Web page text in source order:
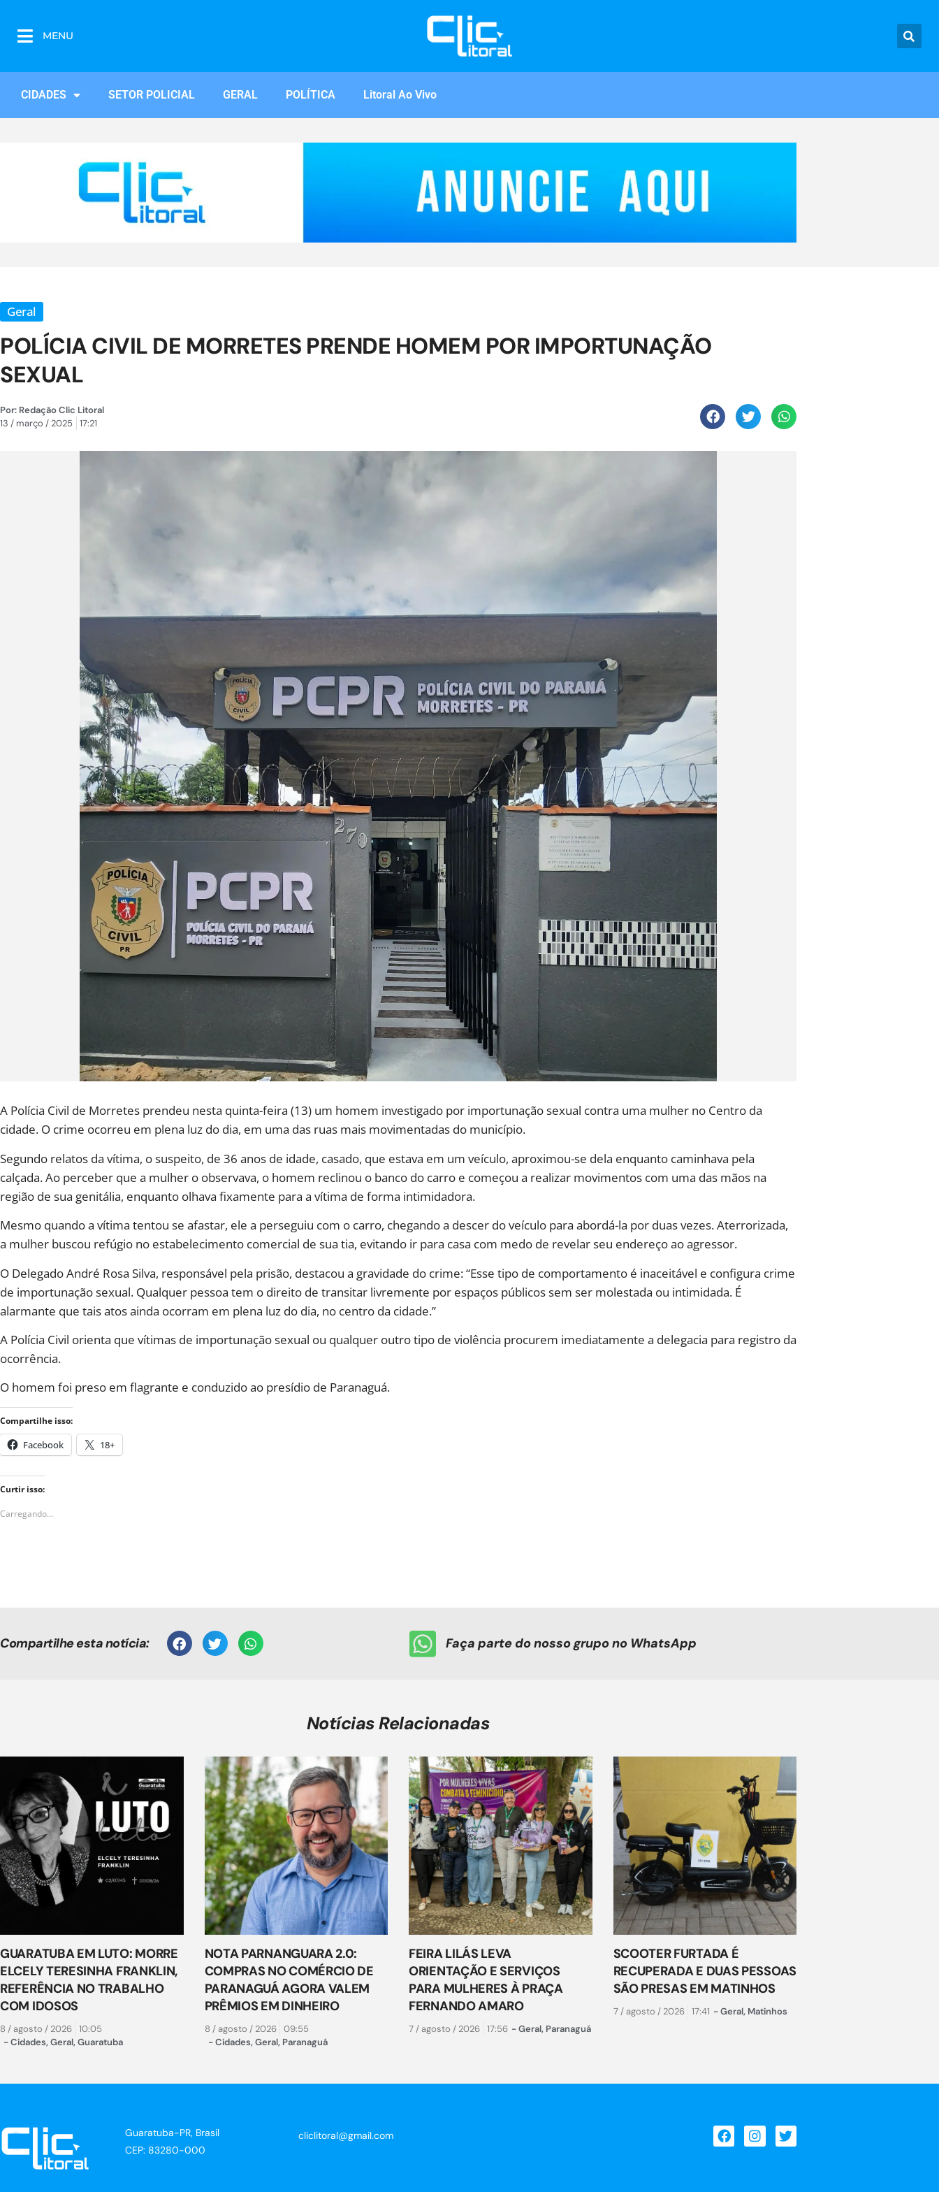
MENU
CIDADES SETOR POLICIAL GERAL POLÍTICA Litoral Ao Vivo
Geral
POLÍCIA CIVIL DE MORRETES PRENDE HOMEM POR IMPORTUNAÇÃO
SEXUAL
Por: Redação Clic Litoral
13 / março / 2025
17:21
A Polícia Civil de Morretes prendeu nesta quinta-feira (13) um homem investigado por importunação sexual contra uma mulher no Centro da
cidade. O crime ocorreu em plena luz do dia, em uma das ruas mais movimentadas do município.
Segundo relatos da vítima, o suspeito, de 36 anos de idade, casado, que estava em um veículo, aproximou-se dela enquanto caminhava pela
calçada. Ao perceber que a mulher o observava, o homem reclinou o banco do carro e começou a realizar movimentos com uma das mãos na
região de sua genitália, enquanto olhava fixamente para a vítima de forma intimidadora.
Mesmo quando a vítima tentou se afastar, ele a perseguiu com o carro, chegando a descer do veículo para abordá-la por duas vezes. Aterrorizada,
a mulher buscou refúgio no estabelecimento comercial de sua tia, evitando ir para casa com medo de revelar seu endereço ao agressor.
O Delegado André Rosa Silva, responsável pela prisão, destacou a gravidade do crime: “Esse tipo de comportamento é inaceitável e configura crime
de importunação sexual. Qualquer pessoa tem o direito de transitar livremente por espaços públicos sem ser molestada ou intimidada. É
alarmante que tais atos ainda ocorram em plena luz do dia, no centro da cidade.”
A Polícia Civil orienta que vítimas de importunação sexual ou qualquer outro tipo de violência procurem imediatamente a delegacia para registro da
ocorrência.
O homem foi preso em flagrante e conduzido ao presídio de Paranaguá.
Compartilhe isso:
Facebook 18+
Curtir isso:
Carregando...
Compartilhe esta notícia: Faça parte do nosso grupo no WhatsApp
Notícias Relacionadas
GUARATUBA EM LUTO: MORRE
ELCELY TERESINHA FRANKLIN,
REFERÊNCIA NO TRABALHO
COM IDOSOS
8 / agosto / 2026 10:05
-Cidades,Geral,Guaratuba
NOTA PARNANGUARA 2.0:
COMPRAS NO COMÉRCIO DE
PARANAGUÁ AGORA VALEM
PRÊMIOS EM DINHEIRO
8 / agosto / 2026
09:55
-Cidades,Geral, Paranaguá
FEIRA LILÁS LEVA
ORIENTAÇÃO E SERVIÇOS
PARA MULHERES À PRAÇA
FERNANDO AMARO
7 / agosto / 2026 17:56 -Geral, Paranaguá
SCOOTER FURTADA É
RECUPERADA E DUAS PESSOAS
SÃO PRESAS EM MATINHOS
7 / agosto / 2026 17:41 -Geral, Matinhos
Guaratuba-PR, Brasil
CEP: 83280-000
cliclitoral@gmail.com